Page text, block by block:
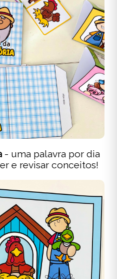
- uma palavra por dia
e revisar conceitos!